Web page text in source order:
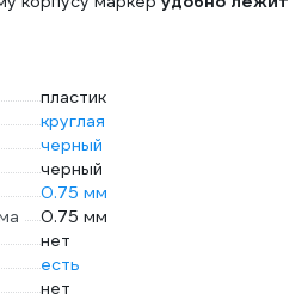
пластик
круглая
черный
черный
0.75 мм
0.75 мм
нет
есть
нет